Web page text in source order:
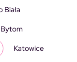
Biała
Bytom
Katowice